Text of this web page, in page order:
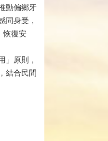
動偏鄉牙
同身受，
恢復安
」原則，
結合民間